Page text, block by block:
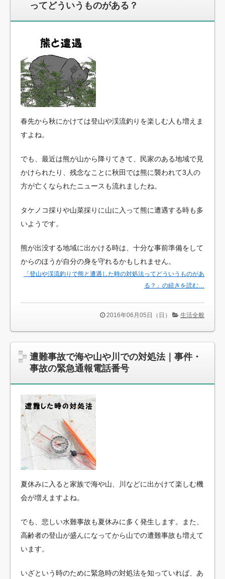
ってどういうものがある？
春先から秋にかけては登山や渓流釣りを楽しむ人も増えま
すよね。
でも、最近は熊が山から降りてきて、民家のある地域で見
かけられたり、残念なことに秋田では熊に襲われて3人の
方が亡くなられたニュースも流れましたね。
タケノコ採りや山菜採りに山に入って熊に遭遇する時も多
いようです。
熊が出没する地域に出かける時は、十分な事前準備をして
からのほうが自分の身を守れるかもしれません。
「登山や渓流釣りで熊と遭遇した時の対処法ってどういうものがあ
る？」の続きを読む…
2016年06月05日（日） 生活全般
遭難事故で海や山や川での対処法｜事件・
事故の緊急通報電話番号
夏休みに入ると家族で海や山、川などに出かけて楽しむ機
会が増えますよね。
でも、悲しい水難事故も夏休みに多く発生します。また、
高齢者の登山が盛んになってから山での遭難事故も増えて
います。
いざという時のために緊急時の対処法を知っていれば、あ